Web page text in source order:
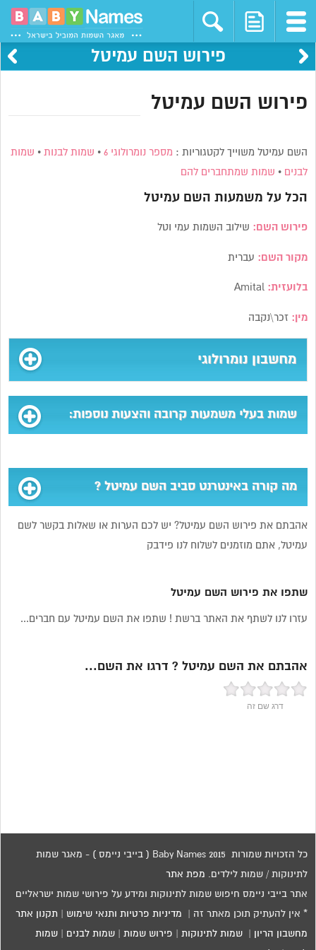
פירוש השם עמיטל
פירוש השם עמיטל
השם עמיטל משוייך לקטגוריות : מספר נומרולוגי 6 • שמות לבנות • שמות
לבנים • שמות שמתחברים להם
הכל על משמעות השם עמיטל
פירוש השם: שילוב השמות עמי וטל
מקור השם: עברית
בלועזית:
מין: זכר\נקבה
מחשבון נומרולוגי
שמות בעלי משמעות קרובה והצעות נוספות:
מה קורה באינטרנט סביב השם עמיטל ?
אהבתם את פירוש השם עמיטל? יש לכם הערות או שאלות בקשר לשם
עמיטל, אתם מוזמנים לשלוח לנו פידבק
שתפו את פירוש השם עמיטל
עזרו לנו לשתף את האתר ברשת ! שתפו את השם עמיטל עם חברים...
אהבתם את השם עמיטל ? דרגו את השם...
דרג שם זה
כל הזכויות שמורות 2015 Baby Names ( בייבי ניימס ) - מאגר שמות
לתינוקות / שמות לילדים. מפת אתר
אתר בייבי ניימס חיפוש שמות לתינוקות ומידע על פירושי שמות ישראליים
* אין להעתיק תוכן מאתר זה | מדיניות פרטיות ותנאי שימוש תקנון אתר
מחשבון הריון |שמות לתינוקות פירוש שמות |שמות לבנים |שמות